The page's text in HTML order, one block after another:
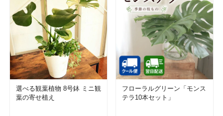
選べる観葉植物 8号鉢 ミニ観
葉の寄せ植え
フローラルグリーン「モンス
テラ10本セット」